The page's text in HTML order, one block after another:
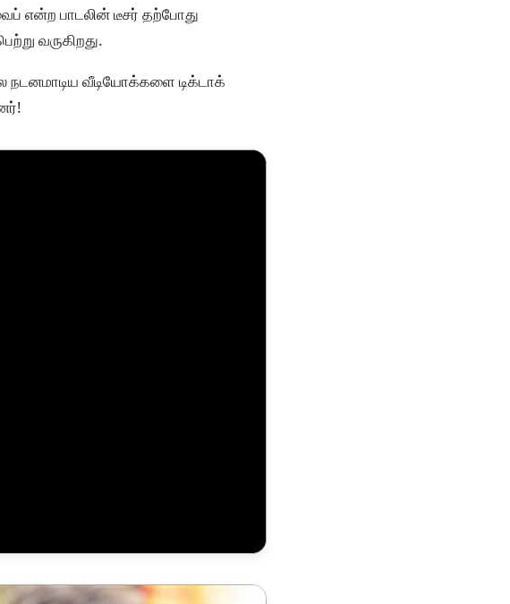
என்ற பாடலின் டீசர் தற்போது
வருகிறது.
நடனமாடிய வீடியோக்களை டிக்டாக்